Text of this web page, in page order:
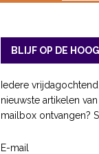
BLIJF OP DE
Iedere
nieuwste artikelen
mailbox ontvangen?
E-mail